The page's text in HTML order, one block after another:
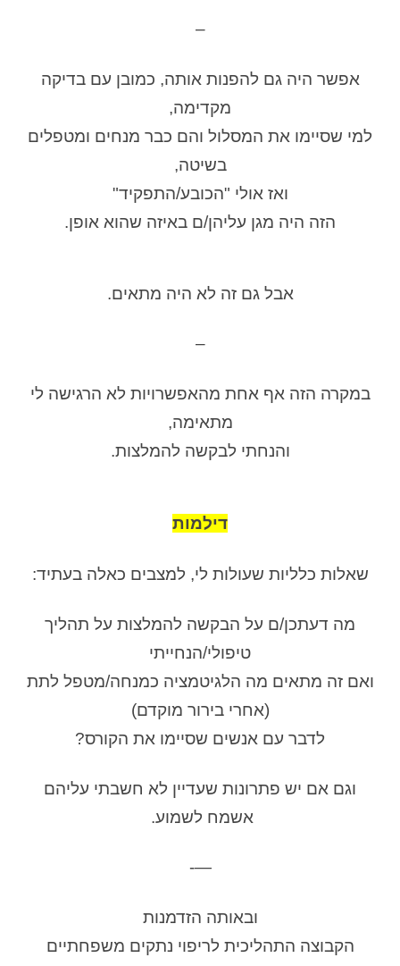
–
אפשר היה גם להפנות אותה, כמובן עם בדיקה
מקדימה,
למי שסיימו את המסלול והם כבר מנחים ומטפלים
בשיטה,
ואז אולי "הכובע/התפקיד"
הזה היה מגן עליהן/ם באיזה שהוא אופן.
אבל גם זה לא היה מתאים.
–
במקרה הזה אף אחת מהאפשרויות לא הרגישה לי
מתאימה,
והנחתי לבקשה להמלצות.
דילמות
שאלות כלליות שעולות לי, למצבים כאלה בעתיד:
מה דעתכן/ם על הבקשה להמלצות על תהליך
טיפולי/הנחייתי
ואם זה מתאים מה הלגיטמציה כמנחה/מטפל לתת
(אחרי בירור מוקדם)
לדבר עם אנשים שסיימו את הקורס?
וגם אם יש פתרונות שעדיין לא חשבתי עליהם
אשמח לשמוע.
—-
ובאותה הזדמנות
הקבוצה התהליכית לריפוי נתקים משפחתיים